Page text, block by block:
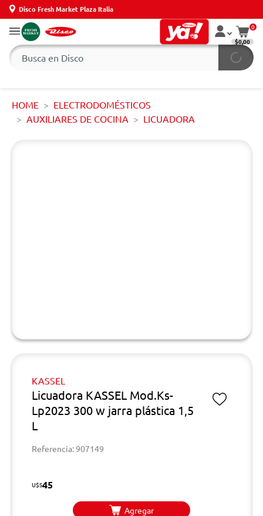
Disco Fresh Market Plaza Italia
0
$0,00
HOME
ELECTRODOMÉSTICOS
AUXILIARES DE COCINA
LICUADORA
KASSEL
Licuadora KASSEL Mod.Ks-
Lp2023 300 w jarra plástica 1,5
L
Referencia: 907149
U$S45
Agregar